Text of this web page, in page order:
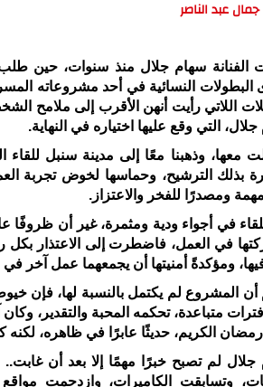
عبد الناصر
الفنانة سهام جلال منذ سنوات، حين
البطولات النسائية في أحد مشروعاته
اللاتي رأيت أنهن الأقرب إلى ملامح
التي وقع عليها اختياره في النهاية.
معها، وذهبنا معًا إلى مدينة سنبل للقاء
بذلك الترشيح، وحماسها لخوض تجربة
ومصدرًا للفخر والاعتزاز.
في أجواء ودية ومثمرة، غير أن ظروفًا
في العمل، فاضطرت إلى الاعتذار
ومؤكدةً أمنيتها أن يجمعهما عمل آخر
المشروع لم يكتمل بالنسبة لها، فإن
متباعدة، تحكمه المحبة والتقدير، وكان
الكريم، حديثًا عابرًا في ظاهره،
جلال لم تصبح خبرًا مهمًا إلا بعد أن
وتسابقت الكاميرات، وازدحمت مواقع